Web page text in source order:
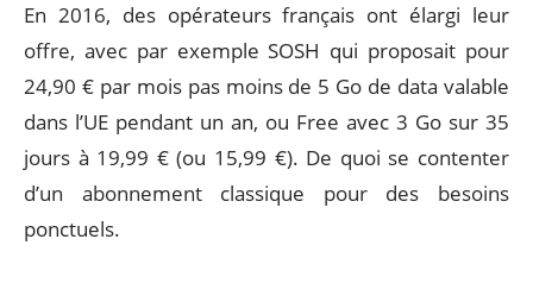
En 2016, des opérateurs français ont élargi leur
offre, avec par exemple SOSH qui proposait pour
24,90 € par mois pas moins de 5 Go de data valable
dans l’UE pendant un an, ou Free avec 3 Go sur 35
jours à 19,99 € (ou 15,99 €). De quoi se contenter
d’un abonnement classique pour des besoins
ponctuels.